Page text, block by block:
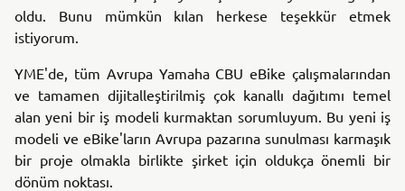
oldu. Bunu mümkün kılan herkese teşekkür etmek
istiyorum.
YME'de, tüm Avrupa Yamaha CBU eBike çalışmalarından
ve tamamen dijitalleştirilmiş çok kanallı dağıtımı temel
alan yeni bir iş modeli kurmaktan sorumluyum. Bu yeni iş
modeli ve eBike'ların Avrupa pazarına sunulması karmaşık
bir proje olmakla birlikte şirket için oldukça önemli bir
dönüm noktası.